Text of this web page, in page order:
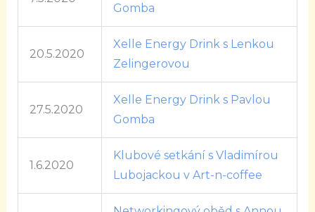
Gomba
20.5.2020
Xelle Energy Drink s Lenkou
Zelingerovou
27.5.2020
Xelle Energy Drink s Pavlou
Gomba
1.6.2020
Klubové setkání s Vladimírou
Lubojackou v Art-n-coffee